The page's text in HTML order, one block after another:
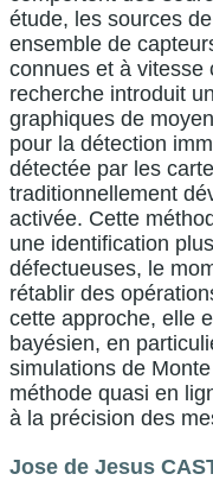
étude, les sources
ensemble de
connues et à vitesse
recherche introduit
graphiques de
pour la détection
détectée par les
traditionnellement
activée. Cette
une identification
défectueuses, le
rétablir des
cette approche, elle
bayésien, en
simulations de
méthode quasi en
à la précision des
Jose de Jesus